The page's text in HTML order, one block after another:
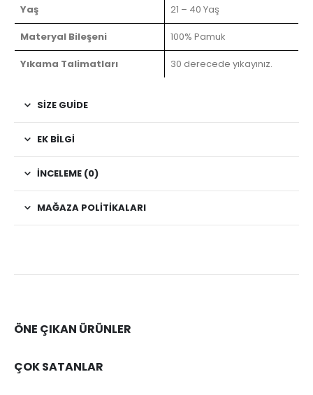
Yaş 21 – 40 Yaş
Materyal Bileşeni 100% Pamuk
Yıkama Talimatları 30 derecede yıkayınız.
SIZE GUIDE
EK BILGI
İNCELEME (0)
MAĞAZA POLITIKALARI
ÖNE ÇIKAN ÜRÜNLER
ÇOK SATANLAR